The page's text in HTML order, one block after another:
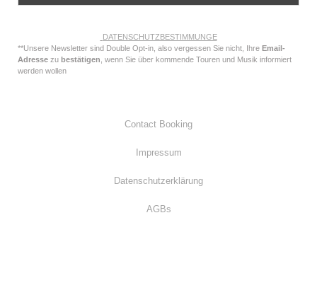
DATENSCHUTZBESTIMMUNGE
**Unsere Newsletter sind Double Opt-in, also vergessen Sie nicht, Ihre Email-
Adresse zu bestätigen , wenn Sie über kommende Touren und Musik informiert
werden wollen
Contact Booking
Impressum
Datenschutzerklärung
AGBs